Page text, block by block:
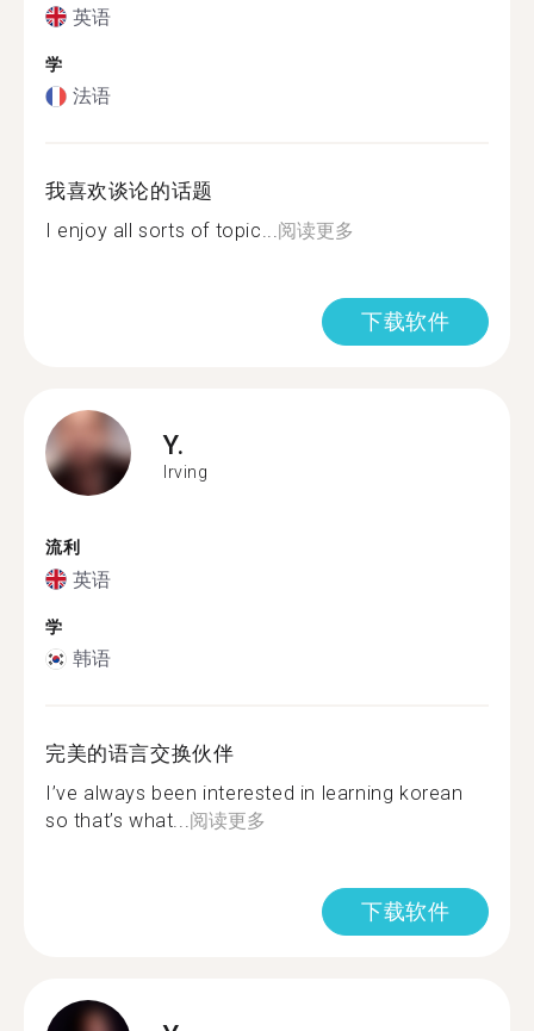
英语
学
法语
我喜欢谈论的话题
I enjoy all sorts of topic...阅读更多
下载软件
Y.
Irving
流利
英语
学
韩语
完美的语言交换伙伴
I’ve always been interested in learning korean
so that’s what...阅读更多
下载软件